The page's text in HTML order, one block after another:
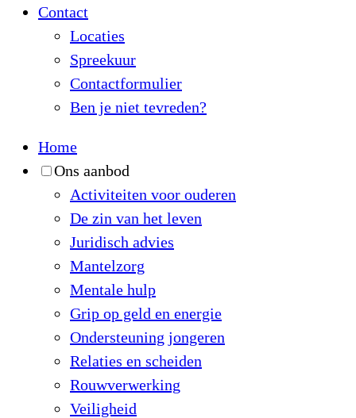
Contact
Locaties
Spreekuur
Contactformulier
Ben je niet tevreden?
Home
Ons aanbod
Activiteiten voor ouderen
De zin van het leven
Juridisch advies
Mantelzorg
Mentale hulp
Grip op geld en energie
Ondersteuning jongeren
Relaties en scheiden
Rouwverwerking
Veiligheid